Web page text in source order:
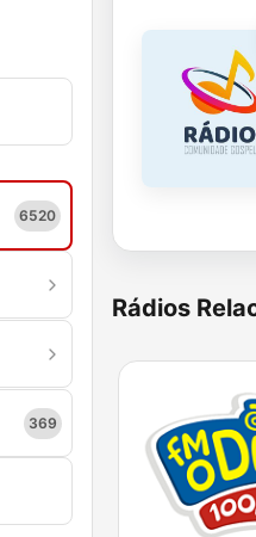
6520
369
Rádios